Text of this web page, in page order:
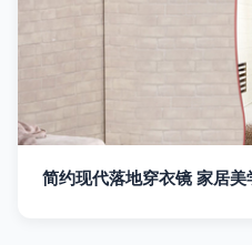
简约现代落地穿衣镜 家居